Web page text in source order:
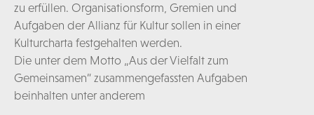
zu erfüllen. Organisationsform, Gremien und
Aufgaben der Allianz für Kultur sollen in einer
Kulturcharta festgehalten werden.
Die unter dem Motto „Aus der Vielfalt zum
Gemeinsamen“ zusammengefassten Aufgaben
beinhalten unter anderem